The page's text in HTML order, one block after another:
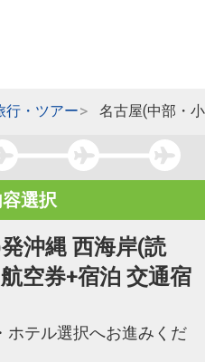
行・ツアー 名古屋(中部・
選択
沖縄 西海岸(読
空券+宿泊 交通宿
ホテル選択へお進みくだ